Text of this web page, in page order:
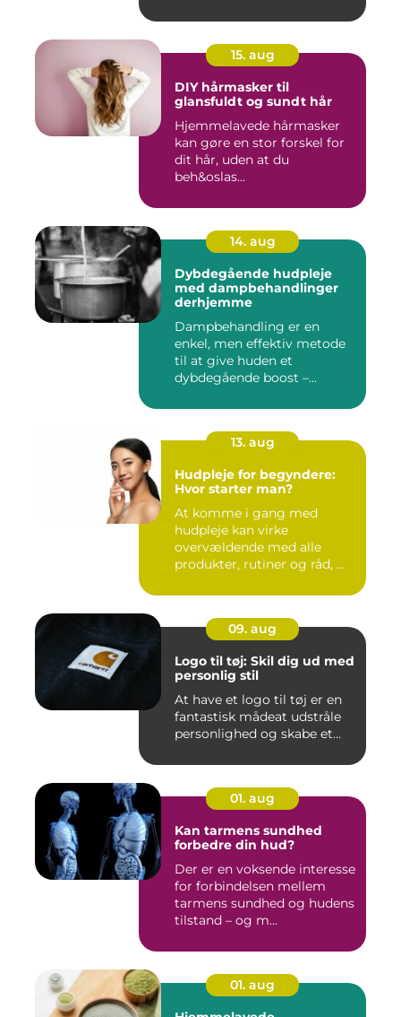
15. aug
DIY hårmasker til
glansfuldt og sundt hår
Hjemmelavede hårmasker
kan gøre en stor forskel for
dit hår, uden at du
beh&oslas...
14. aug
Dybdegående hudpleje
med dampbehandlinger
derhjemme
Dampbehandling er en
enkel, men effektiv metode
til at give huden et
dybdegående boost –...
13. aug
Hudpleje for begyndere:
Hvor starter man?
At komme i gang med
hudpleje kan virke
overvældende med alle
produkter, rutiner og råd, ...
09. aug
Logo til tøj: Skil dig ud med
personlig stil
At have et logo til tøj er en
fantastisk mådeat udstråle
personlighed og skabe et...
01. aug
Kan tarmens sundhed
forbedre din hud?
Der er en voksende interesse
for forbindelsen mellem
tarmens sundhed og hudens
tilstand – og m...
01. aug